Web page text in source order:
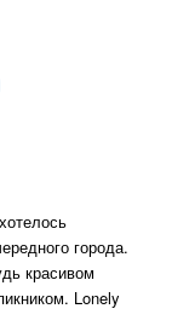
города.
красивом
Lonely